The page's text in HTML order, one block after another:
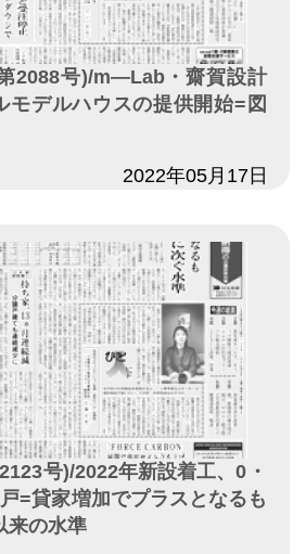
2088号)/m―Lab・齋賀設計
モデルハウスの提供開始=図
2022年05月17日
号)/2022年新設着工、0・
=貸家増加でプラスとなるも
来の水準